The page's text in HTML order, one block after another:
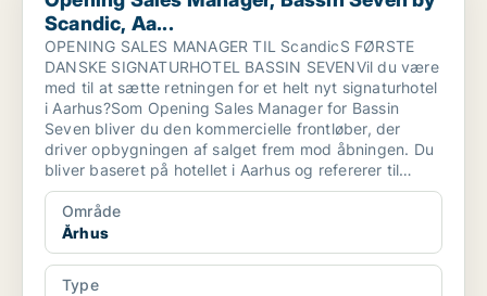
Scandic, Aa...
OPENING SALES MANAGER TIL ScandicS FØRSTE
DANSKE SIGNATURHOTEL BASSIN SEVENVil du være
med til at sætte retningen for et helt nyt signaturhotel
i Aarhus?Som Opening Sales Manager for Bassin
Seven bliver du den kommercielle frontløber, der
driver opbygningen af salget frem mod åbningen. Du
bliver baseret på hotellet i Aarhus og refererer til
Director of Sales Danmark.
Område
Århus
Type